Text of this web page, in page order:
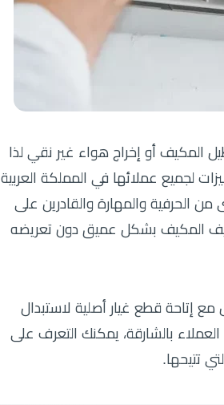
المكيف أو إخراج هواء غير نقي لذا
لجميع عملائها في المملكة العربية
الحرفية والمهارة والقادرين على
المكيف بشكل عميق دون تعريضه
إتاحة قطع غيار أصلية لاستبدال
بالشارقة، يمكنك التعرف على
تتيحها.